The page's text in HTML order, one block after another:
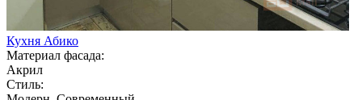
Кухня Абико
Материал фасада:
Акрил
Стиль: